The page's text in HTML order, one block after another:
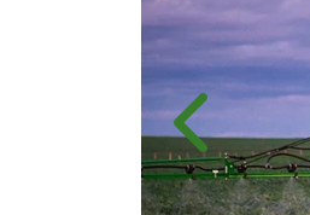
Anterior